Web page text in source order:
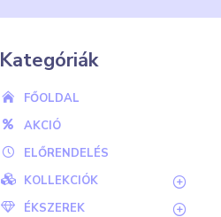
Kategóriák
FŐOLDAL
AKCIÓ
ELŐRENDELÉS
KOLLEKCIÓK
ÉKSZEREK